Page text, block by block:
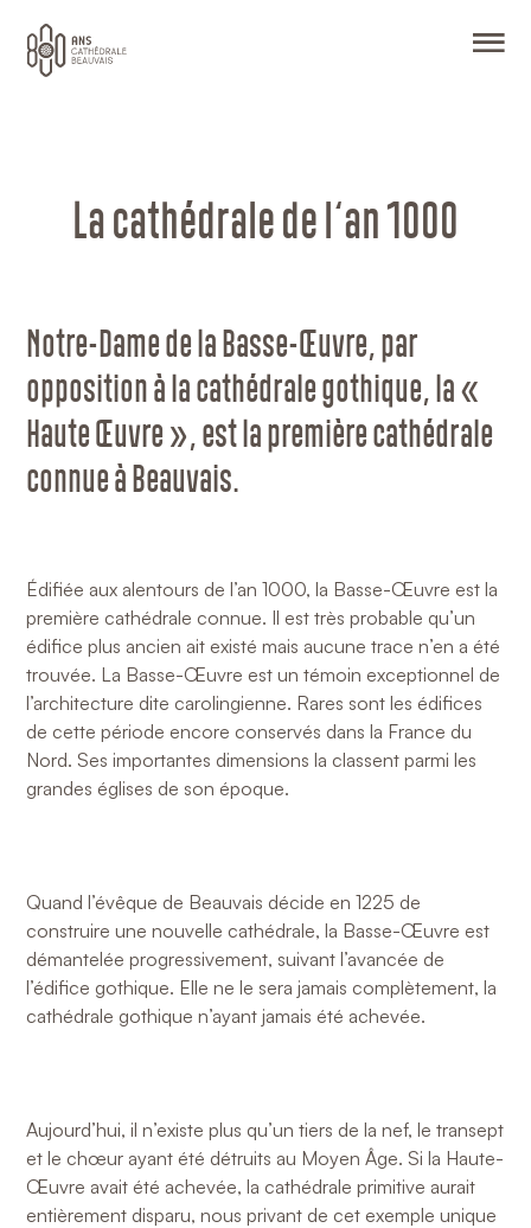
La cathédrale de l’an 1000
Notre-Dame de la Basse-Œuvre, par
opposition à la cathédrale gothique, la «
Haute Œuvre », est la première cathédrale
connue à Beauvais.
Édifiée aux alentours de l’an 1000, la Basse-Œuvre est la
première cathédrale connue. Il est très probable qu’un
édifice plus ancien ait existé mais aucune trace n’en a été
trouvée. La Basse-Œuvre est un témoin exceptionnel de
l’architecture dite carolingienne. Rares sont les édifices
de cette période encore conservés dans la France du
Nord. Ses importantes dimensions la classent parmi les
grandes églises de son époque.
Quand l’évêque de Beauvais décide en 1225 de
construire une nouvelle cathédrale, la Basse-Œuvre est
démantelée progressivement, suivant l’avancée de
l’édifice gothique. Elle ne le sera jamais complètement, la
cathédrale gothique n’ayant jamais été achevée.
Aujourd’hui, il n’existe plus qu’un tiers de la nef, le transept
et le chœur ayant été détruits au Moyen Âge. Si la Haute-
Œuvre avait été achevée, la cathédrale primitive aurait
entièrement disparu, nous privant de cet exemple unique